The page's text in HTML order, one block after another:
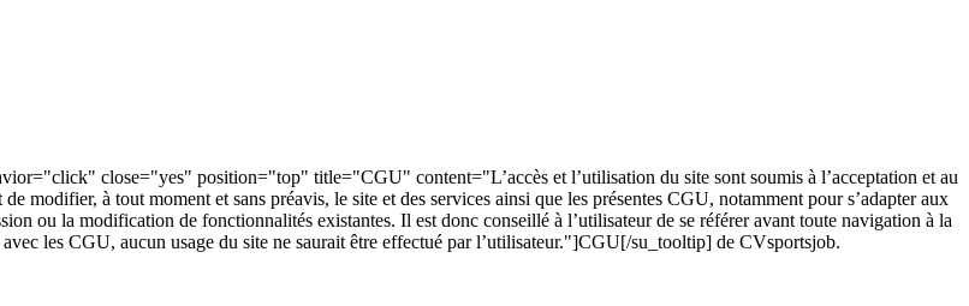
close="yes" position="top" title="CGU" content="L’accès et l’utilisation du site sont soumis à l’acceptation et au
modifier, à tout moment et sans préavis, le site et des services ainsi que les présentes CGU, notamment pour s’adapter aux
ou la modification de fonctionnalités existantes. Il est donc conseillé à l’utilisateur de se référer avant toute navigation à la
les CGU, aucun usage du site ne saurait être effectué par l’utilisateur."]CGU[/su_tooltip] de CVsportsjob.